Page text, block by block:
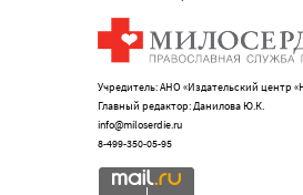
Учредитель: АНО «Издательский центр
Главный редактор: Данилова Ю.К.
info@miloserdie.ru
8-499-350-05-95